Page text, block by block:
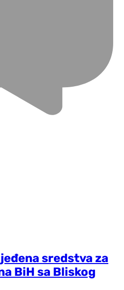
sredstva za
BiH sa Bliskog